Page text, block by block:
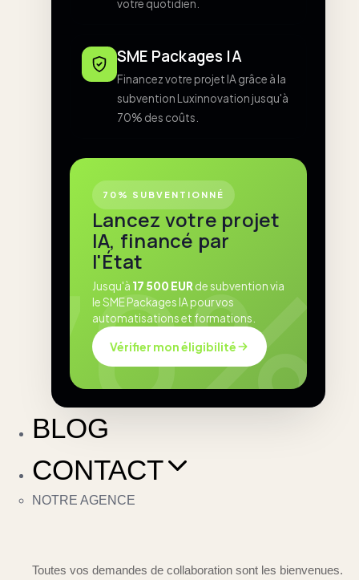
votre quotidien.
SME Packages IA
Financez votre projet IA grâce à la
subvention Luxinnovation jusqu'à
70% des coûts.
70% SUBVENTIONNÉ
Lancez votre projet
IA, financé par
l'État
Jusqu'à 17 500 EUR de subvention via
le SME Packages IA pour vos
automatisations et formations.
Vérifier mon éligibilité
BLOG
CONTACT
NOTRE AGENCE
Toutes vos demandes de collaboration sont les bienvenues.